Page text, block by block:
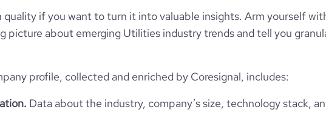
Utilities
quality if you want to turn it into valuable insights. Arm yourself
picture about emerging Utilities industry trends and tell you
profile, collected and enriched by Coresignal, includes:
Data about the industry, company’s size, technology stack,